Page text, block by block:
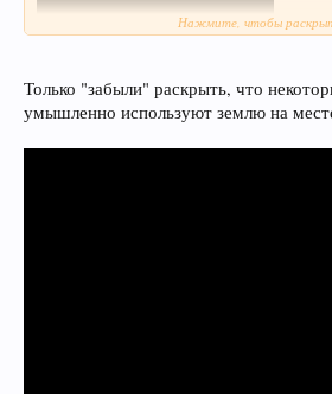
Код:
https://youtu.be/
Нажмите, чтобы
Только "забыли" раскрыть, что
умышленно используют землю на